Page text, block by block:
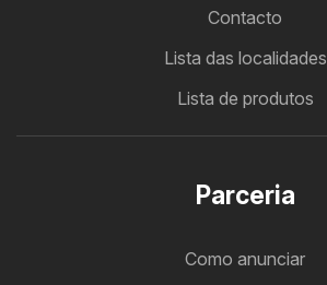
Contacto
Lista das localidades
Lista de produtos
Parceria
Como anunciar